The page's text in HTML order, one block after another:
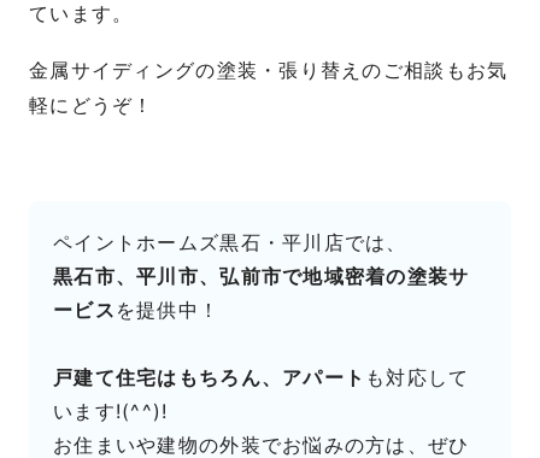
ています。
金属サイディングの塗装・張り替えのご相談もお気
軽にどうぞ！
ペイントホームズ黒石・平川店では、
黒石市、平川市、弘前市で地域密着の塗装サ
ービス を提供中！
戸建て住宅はもちろん、アパート も対応して
います!(^^)!
お住まいや建物の外装でお悩みの方は、ぜひ